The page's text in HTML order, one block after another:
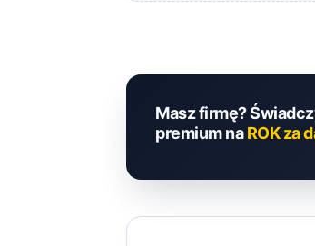
Masz firmę?
premium naROK za